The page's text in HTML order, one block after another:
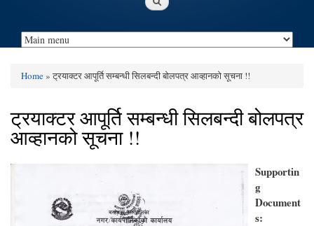
You are here
Home» ट्रयाक्टर आपूर्ति सम्बन्धी सिलबन्दी बोलपत्र आव्हानको सूचना !!
ट्रयाक्टर आपूर्ति सम्बन्धी सिलबन्दी बोलपत्र
आव्हानको सूचना !!
Supportin
g
Document
s: